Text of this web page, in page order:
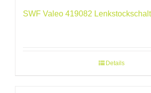
SWF Valeo 419082
Details